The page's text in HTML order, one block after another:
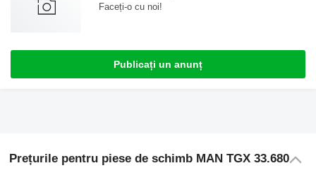
Faceți-o cu noi!
Publicați un anunț
Prețurile pentru piese de schimb MAN TGX 33.680